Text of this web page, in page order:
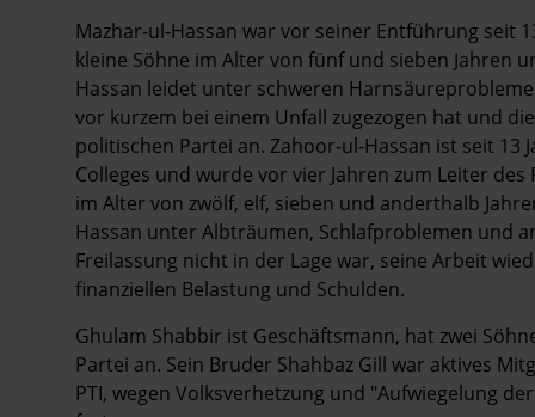
Mazhar-ul-Hassan war vor seiner Entführung seit
kleine Söhne im Alter von fünf und sieben Jahren
Hassan leidet unter schweren
vor kurzem bei einem Unfall zugezogen hat und
politischen Partei an. Zahoor-ul-Hassan ist seit
Colleges und wurde vor vier Jahren zum Leiter
im Alter von zwölf, elf, sieben und anderthalb
Hassan unter Albträumen, Schlafproblemen und
Freilassung nicht in der Lage war, seine Arbeit
finanziellen Belastung und Schulden.
Ghulam Shabbir ist Geschäftsmann, hat zwei
Partei an. Sein Bruder Shahbaz Gill war aktives
PTI, wegen Volksverhetzung und "Aufwiegelung